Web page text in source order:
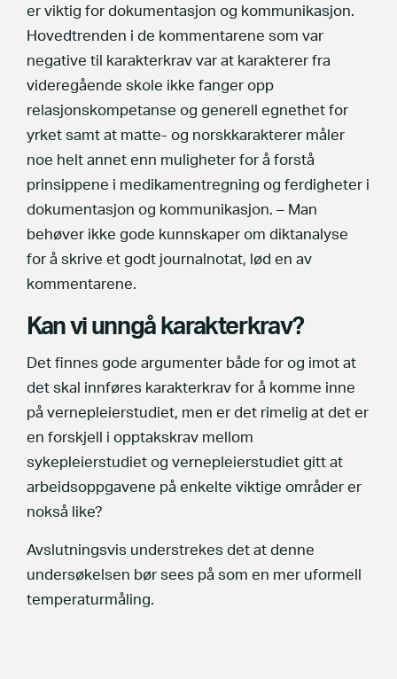
er viktig for dokumentasjon og kommunikasjon.
Hovedtrenden i de kommentarene som var
negative til karakterkrav var at karakterer fra
videregående skole ikke fanger opp
relasjonskompetanse og generell egnethet for
yrket samt at matte- og norskkarakterer måler
noe helt annet enn muligheter for å forstå
prinsippene i medikamentregning og ferdigheter i
dokumentasjon og kommunikasjon. – Man
behøver ikke gode kunnskaper om diktanalyse
for å skrive et godt journalnotat, lød en av
kommentarene.
Kan vi unngå karakterkrav?
Det finnes gode argumenter både for og imot at
det skal innføres karakterkrav for å komme inne
på vernepleierstudiet, men er det rimelig at det er
en forskjell i opptakskrav mellom
sykepleierstudiet og vernepleierstudiet gitt at
arbeidsoppgavene på enkelte viktige områder er
nokså like?
Avslutningsvis understrekes det at denne
undersøkelsen bør sees på som en mer uformell
temperaturmåling.